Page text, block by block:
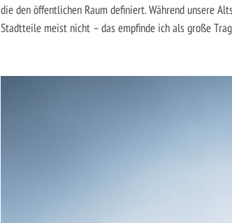
die den öffentlichen Raum definiert. Während unsere
Stadtteile meist nicht – das empfinde ich als große